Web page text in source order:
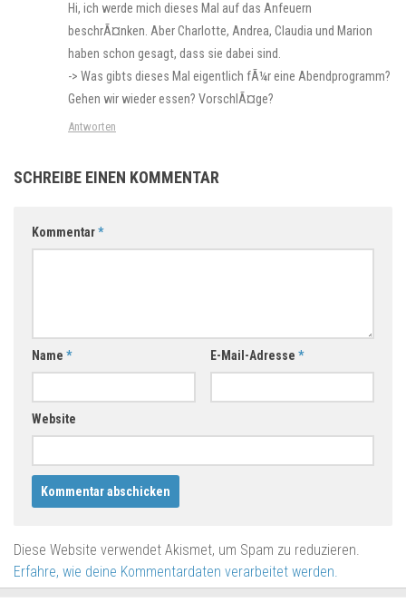
Hi, ich werde mich dieses Mal auf das Anfeuern
beschrÃ¤nken. Aber Charlotte, Andrea, Claudia und Marion
haben schon gesagt, dass sie dabei sind.
-> Was gibts dieses Mal eigentlich fÃ¼r eine Abendprogramm?
Gehen wir wieder essen? VorschlÃ¤ge?
Antworten
SCHREIBE EINEN KOMMENTAR
Kommentar*
Name * E-Mail-Adresse *
Website
Diese Website verwendet Akismet, um Spam zu reduzieren.
Erfahre, wie deine Kommentardaten verarbeitet werden.